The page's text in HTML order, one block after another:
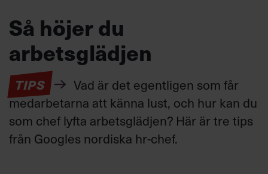
Så höjer du
arbetsglädjen
TIPS
Vad är det egentligen som får
medarbetarna att känna lust, och hur kan du
som chef lyfta arbetsglädjen? Här är tre tips
från Googles nordiska hr-chef.